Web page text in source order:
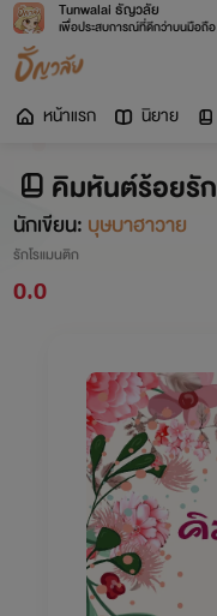
Tunwalai ธัญวลัย
เพื่อประสบการณ์ที่ดีกว่าบนมือถือ
หน้าแรก นิยาย
คิมหันต์ร้อยรัก
นักเขียน: บุษบาฮาวาย
รักโรแมนติก
0.0